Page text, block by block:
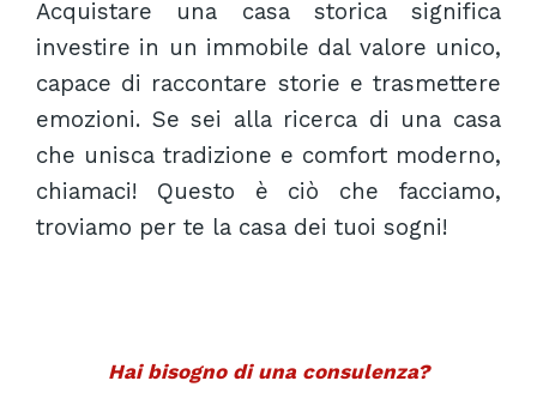
Acquistare una casa storica significa
investire in un immobile dal valore unico,
capace di raccontare storie e trasmettere
emozioni. Se sei alla ricerca di una casa
che unisca tradizione e comfort moderno,
chiamaci! Questo è ciò che facciamo,
troviamo per te la casa dei tuoi sogni!
Hai bisogno di una consulenza?